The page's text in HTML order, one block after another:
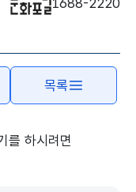
1688-2220
목록
를 하시려면